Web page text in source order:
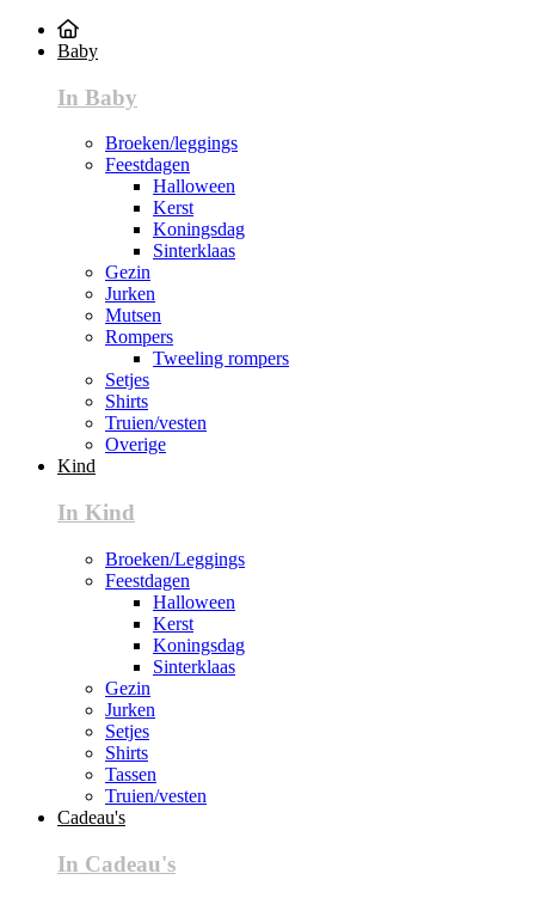
Baby
In Baby
Broeken/leggings
Feestdagen
Halloween
Kerst
Koningsdag
Sinterklaas
Gezin
Jurken
Mutsen
Rompers
Tweeling rompers
Setjes
Shirts
Truien/vesten
Overige
Kind
In Kind
Broeken/Leggings
Feestdagen
Halloween
Kerst
Koningsdag
Sinterklaas
Gezin
Jurken
Setjes
Shirts
Tassen
Truien/vesten
Cadeau's
In Cadeau's